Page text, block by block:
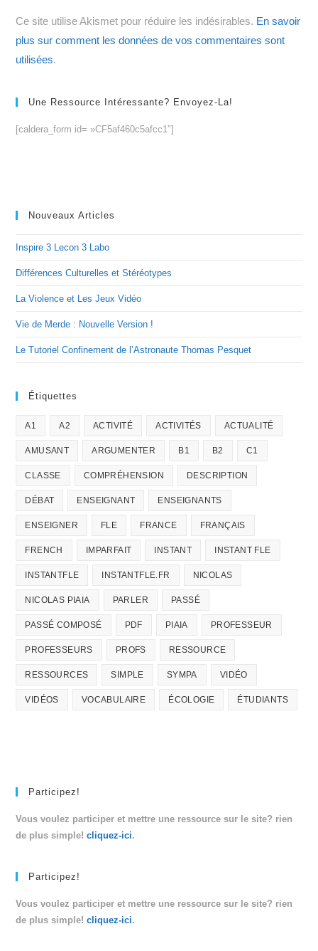
(facultatif)
Ce site utilise Akismet pour réduire les indésirables. En savoir
plus sur comment les données de vos commentaires sont
utilisées.
Une Ressource Intéressante? Envoyez-La!
[caldera_form id= »CF5af460c5afcc1″]
Nouveaux Articles
Inspire 3 Lecon 3 Labo
Différences Culturelles et Stéréotypes
La Violence et Les Jeux Vidéo
Vie de Merde : Nouvelle Version !
Le Tutoriel Confinement de l’Astronaute Thomas Pesquet
Étiquettes
A1 A2 ACTIVITÉ ACTIVITÉS ACTUALITÉ
AMUSANT ARGUMENTER B1 B2 C1
CLASSE COMPRÉHENSION DESCRIPTION
DÉBAT ENSEIGNANT ENSEIGNANTS
ENSEIGNER FLE FRANCE FRANÇAIS
FRENCH IMPARFAIT INSTANT INSTANT FLE
INSTANTFLE INSTANTFLE.FR NICOLAS
NICOLAS PIAIA PARLER PASSÉ
PASSÉ COMPOSÉ PDF PIAIA PROFESSEUR
PROFESSEURS PROFS RESSOURCE
RESSOURCES SIMPLE SYMPA VIDÉO
VIDÉOS VOCABULAIRE ÉCOLOGIE ÉTUDIANTS
Participez!
Vous voulez participer et mettre une ressource sur le site? rien
de plus simple!cliquez-ici.
Participez!
Vous voulez participer et mettre une ressource sur le site? rien
de plus simple!cliquez-ici.